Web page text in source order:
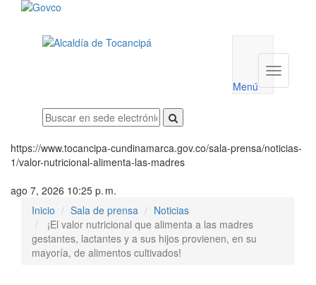
utilidades
Menú
Menú
https://www.tocancipa-cundinamarca.gov.co/sala-prensa/noticias-
1/valor-nutricional-alimenta-las-madres
ago 7, 2026 10:25 p. m.
Inicio
Sala de prensa
Noticias
¡El valor nutricional que alimenta a las madres
gestantes, lactantes y a sus hijos provienen, en su
mayoría, de alimentos cultivados!